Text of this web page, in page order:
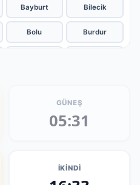
Bayburt Bilecik
Bolu Burdur
Gümüşhane
Kocaeli
GÜNEŞ
05:31
İKINDI